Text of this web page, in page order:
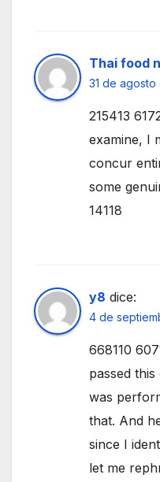
Thai food
31 de agosto
215413
examine, I
concur
some
14118
y8 dice:
4 de
668110
passed
was
that. And
since I
let me